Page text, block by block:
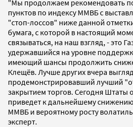
"Мы продолжаем рекомендовать
пунктов по индексу ММВБ с
"стоп-лоссов" ниже данной
бумага, с которой в настоящий
связываться, на наш взгляд, - это
удержавшийся на уровне
имеющий шансы продолжить
Клещёв. Лучше других вчера
продемонстрировавший лучший
закрытием торгов. Сегодня Штаты
приведет к дальнейшему
ММВБ и вероятному росту
эксперт.